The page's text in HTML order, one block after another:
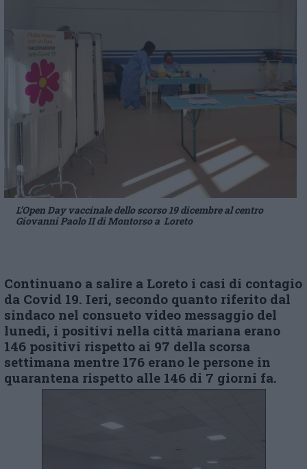
L’Open Day vaccinale dello scorso 19 dicembre al centro
Giovanni Paolo II di Montorso a Loreto
Continuano a salire a Loreto i casi di contagio
da Covid 19. Ieri, secondo quanto riferito dal
sindaco nel consueto video messaggio del
lunedì, i positivi nella città mariana erano
146 positivi rispetto ai 97 della scorsa
settimana mentre 176 erano le persone in
quarantena rispetto alle 146 di 7 giorni fa.